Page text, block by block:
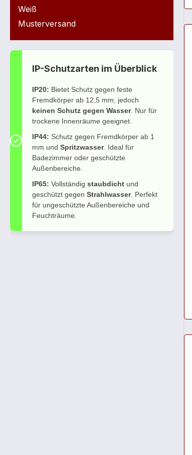
Weiß
Musterversand
IP-Schutzarten im Überblick
IP20: Bietet Schutz gegen feste
Fremdkörper ab 12,5 mm, jedoch
keinen Schutz gegen Wasser. Nur für
trockene Innenräume geeignet.
IP44: Schutz gegen Fremdkörper ab 1
mm und Spritzwasser. Ideal für
Badezimmer oder geschützte
Außenbereiche.
IP65: Vollständig staubdicht und
geschützt gegen Strahlwasser. Perfekt
für ungeschützte Außenbereiche und
Feuchträume.